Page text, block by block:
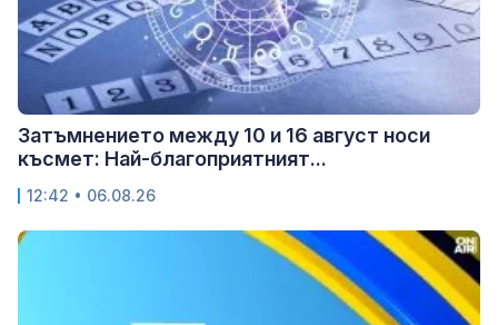
Затъмнението между 10 и 16 август носи
късмет: Най-благоприятният...
12:42 • 06.08.26